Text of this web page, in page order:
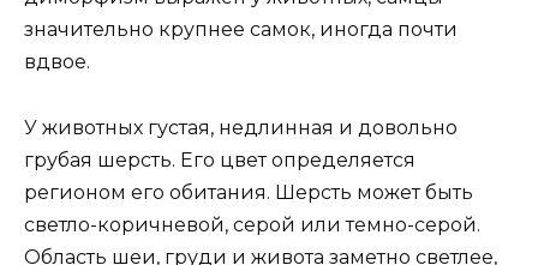
значительно крупнее самок, иногда почти
вдвое.
У животных густая, недлинная и довольно
грубая шерсть. Его цвет определяется
регионом его обитания. Шерсть может быть
светло-коричневой, серой или темно-серой.
Область шеи, груди и живота заметно светлее,